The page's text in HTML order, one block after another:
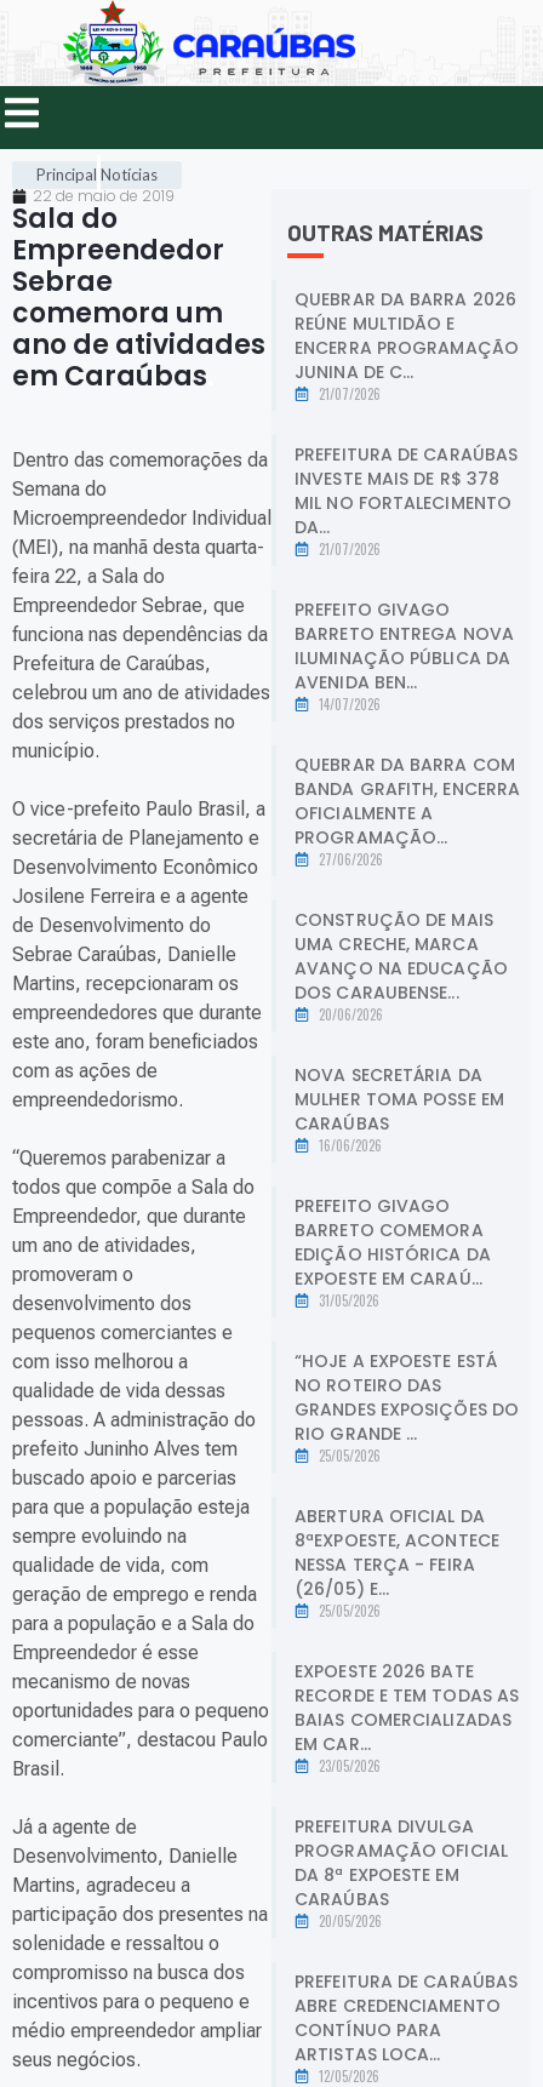
Principal Notícias
22 de maio de 2019
Sala do
Empreendedor
Sebrae
comemora um
ano de atividades
em Caraúbas
Dentro das comemorações da
Semana do
Microempreendedor Individual
(MEI), na manhã desta quarta-
feira 22, a Sala do
Empreendedor Sebrae, que
funciona nas dependências da
Prefeitura de Caraúbas,
celebrou um ano de atividades
dos serviços prestados no
município.
O vice-prefeito Paulo Brasil, a
secretária de Planejamento e
Desenvolvimento Econômico
Josilene Ferreira e a agente
de Desenvolvimento do
Sebrae Caraúbas, Danielle
Martins, recepcionaram os
empreendedores que durante
este ano, foram beneficiados
com as ações de
empreendedorismo.
“Queremos parabenizar a
todos que compõe a Sala do
Empreendedor, que durante
um ano de atividades,
promoveram o
desenvolvimento dos
pequenos comerciantes e
com isso melhorou a
qualidade de vida dessas
pessoas. A administração do
prefeito Juninho Alves tem
buscado apoio e parcerias
para que a população esteja
sempre evoluindo na
qualidade de vida, com
geração de emprego e renda
para a população e a Sala do
Empreendedor é esse
mecanismo de novas
oportunidades para o pequeno
comerciante”, destacou Paulo
Brasil.
Já a agente de
Desenvolvimento, Danielle
Martins, agradeceu a
participação dos presentes na
solenidade e ressaltou o
compromisso na busca dos
incentivos para o pequeno e
médio empreendedor ampliar
seus negócios.
OUTRAS MATÉRIAS
QUEBRAR DA BARRA 2026
REÚNE MULTIDÃO E
ENCERRA PROGRAMAÇÃO
JUNINA DE C...
21/07/2026
PREFEITURA DE CARAÚBAS
INVESTE MAIS DE R$ 378
MIL NO FORTALECIMENTO
DA...
21/07/2026
PREFEITO GIVAGO
BARRETO ENTREGA NOVA
ILUMINAÇÃO PÚBLICA DA
AVENIDA BEN...
14/07/2026
QUEBRAR DA BARRA COM
BANDA GRAFITH, ENCERRA
OFICIALMENTE A
PROGRAMAÇÃO...
27/06/2026
CONSTRUÇÃO DE MAIS
UMA CRECHE, MARCA
AVANÇO NA EDUCAÇÃO
DOS CARAUBENSE...
20/06/2026
NOVA SECRETÁRIA DA
MULHER TOMA POSSE EM
CARAÚBAS
16/06/2026
PREFEITO GIVAGO
BARRETO COMEMORA
EDIÇÃO HISTÓRICA DA
EXPOESTE EM CARAÚ...
31/05/2026
“HOJE A EXPOESTE ESTÁ
NO ROTEIRO DAS
GRANDES EXPOSIÇÕES DO
RIO GRANDE ...
25/05/2026
ABERTURA OFICIAL DA
8ªEXPOESTE, ACONTECE
NESSA TERÇA - FEIRA
(26/05) E...
25/05/2026
EXPOESTE 2026 BATE
RECORDE E TEM TODAS AS
BAIAS COMERCIALIZADAS
EM CAR...
23/05/2026
PREFEITURA DIVULGA
PROGRAMAÇÃO OFICIAL
DA 8ª EXPOESTE EM
CARAÚBAS
20/05/2026
PREFEITURA DE CARAÚBAS
ABRE CREDENCIAMENTO
CONTÍNUO PARA
ARTISTAS LOCA...
12/05/2026